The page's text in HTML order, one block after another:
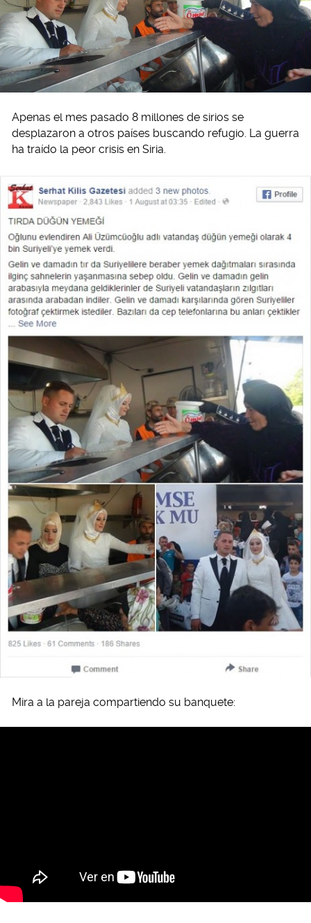
Apenas el mes pasado 8 millones de sirios se
desplazaron a otros países buscando refugio. La guerra
ha traído la peor crisis en Siria.
Mira a la pareja compartiendo su banquete: